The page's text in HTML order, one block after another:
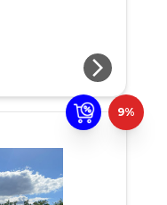
arrow_forward_ios
9%